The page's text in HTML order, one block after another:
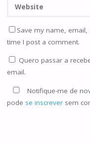
Save my name,
time I post a comment.
Quero passar a
email.
Notifique-me de
pode se inscreversem